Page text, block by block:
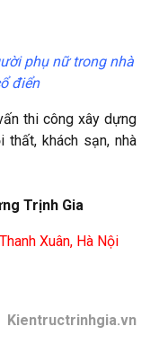
phụ nữ trong nhà
điển
thi công xây dựng
khách sạn, nhà
Trịnh Gia
Xuân, Hà Nội
Kientructrinhgia.vn